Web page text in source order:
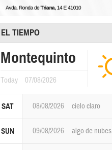
EL TIEMPO
Montequinto
Today 07/08/2026
SAT 08/08/2026 cielo claro
SUN 09/08/2026 algo de nubes